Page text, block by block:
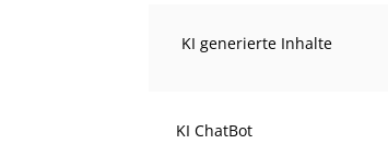
KI generierte Inhalte
KI ChatBot